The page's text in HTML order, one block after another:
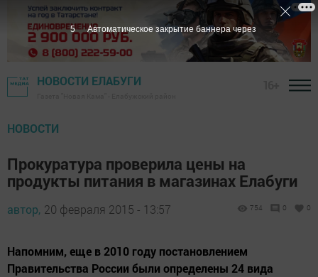
НОВОСТИ ЕЛАБУГИ
НОВОСТИ
Прокуратура проверила цены на
продукты питания в магазинах Елабуги
автор, 20 февраля 2015 - 13:57 754 0 0
Напомним, еще в 2010 году постановлением
Правительства России были определены 24 вида
4 Автоматическое закрытие баннера через